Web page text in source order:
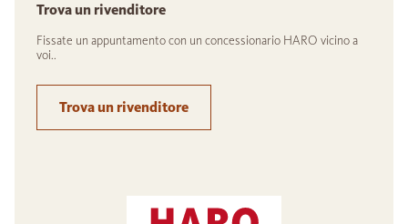
Trova un rivenditore
Fissate un appuntamento con un concessionario HARO vicino a
voi..
Trova un rivenditore